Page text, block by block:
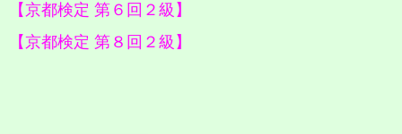
【京都検定 第６回２級】
【京都検定 第８回２級】